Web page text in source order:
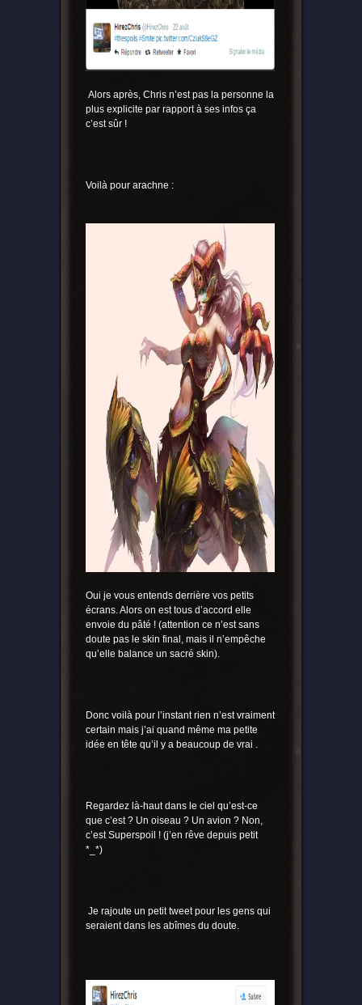
Alors après, Chris n’est pas la personne la
plus explicite par rapport à ses infos ça
c’est sûr !
Voilà pour arachne :
Oui je vous entends derrière vos petits
écrans. Alors on est tous d’accord elle
envoie du pâté ! (attention ce n’est sans
doute pas le skin final, mais il n’empêche
qu’elle balance un sacré skin).
Donc voilà pour l’instant rien n’est vraiment
certain mais j’ai quand même ma petite
idée en tête qu’il y a beaucoup de vrai .
Regardez là-haut dans le ciel qu’est-ce
que c’est ? Un oiseau ? Un avion ? Non,
c’est Superspoil ! (j’en rêve depuis petit
*_*)
Je rajoute un petit tweet pour les gens qui
seraient dans les abîmes du doute.